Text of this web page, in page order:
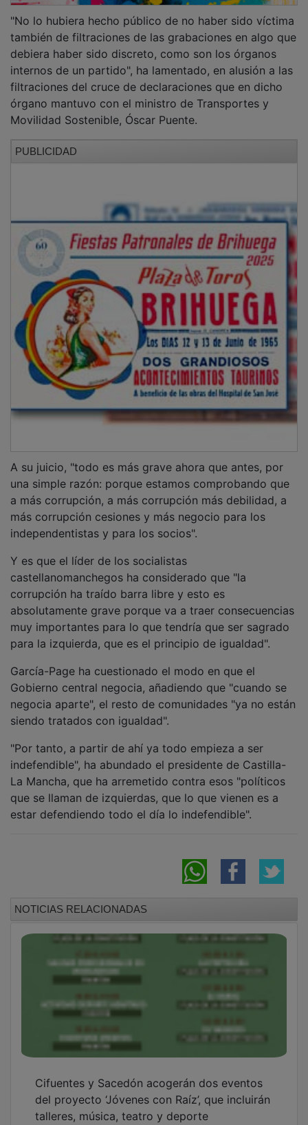
también de filtraciones de las grabaciones en algo que
debiera haber sido discreto, como son los órganos
internos de un partido", ha lamentado, en alusión a las
filtraciones del cruce de declaraciones que en dicho
órgano mantuvo con el ministro de Transportes y
Movilidad Sostenible, Óscar Puente.
una simple razón: porque estamos comprobando que
a más corrupción, a más corrupción más debilidad, a
más corrupción cesiones y más negocio para los
independentistas y para los socios".
castellanomanchegos ha considerado que "la
corrupción ha traído barra libre y esto es
absolutamente grave porque va a traer consecuencias
muy importantes para lo que tendría que ser sagrado
para la izquierda, que es el principio de igualdad".
Gobierno central negocia, añadiendo que "cuando se
negocia aparte", el resto de comunidades "ya no están
siendo tratados con igualdad".
indefendible", ha abundado el presidente de Castilla-
La Mancha, que ha arremetido contra esos "políticos
que se llaman de izquierdas, que lo que vienen es a
estar defendiendo todo el día lo indefendible".
del proyecto ‘Jóvenes con Raíz’, que incluirán
talleres, música, teatro y deporte